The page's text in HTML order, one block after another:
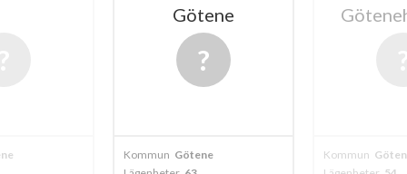
Götene
Kommun Götene
Kommun